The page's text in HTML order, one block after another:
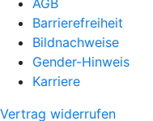
Barrierefreiheit
Bildnachweise
Gender-Hinweis
Karriere
Vertrag widerrufen